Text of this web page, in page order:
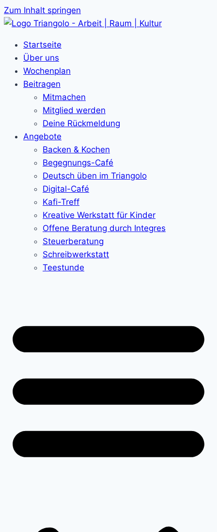
Zum Inhalt springen
Startseite
Über uns
Wochenplan
Beitragen
Mitmachen
Mitglied werden
Deine Rückmeldung
Angebote
Backen & Kochen
Begegnungs-Café
Deutsch üben im Triangolo
Digital-Café
Kafi-Treff
Kreative Werkstatt für Kinder
Offene Beratung durch Integres
Steuerberatung
Schreibwerkstatt
Teestunde